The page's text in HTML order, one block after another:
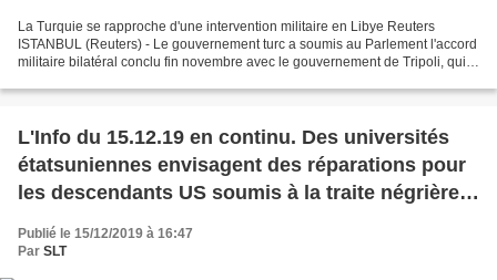
La Turquie se rapproche d'une intervention militaire en Libye Reuters
ISTANBUL (Reuters) - Le gouvernement turc a soumis au Parlement l'accord
militaire bilatéral conclu fin novembre avec le gouvernement de Tripoli, qui
L'Info du 15.12.19 en continu. Des universités
étatsuniennes envisagent des réparations pour
les descendants US soumis à la traite négrière,
18 morts; France. Jean-Paul Delevoye reconnaît
Publié le 15/12/2019 à 16:47
Par SLT